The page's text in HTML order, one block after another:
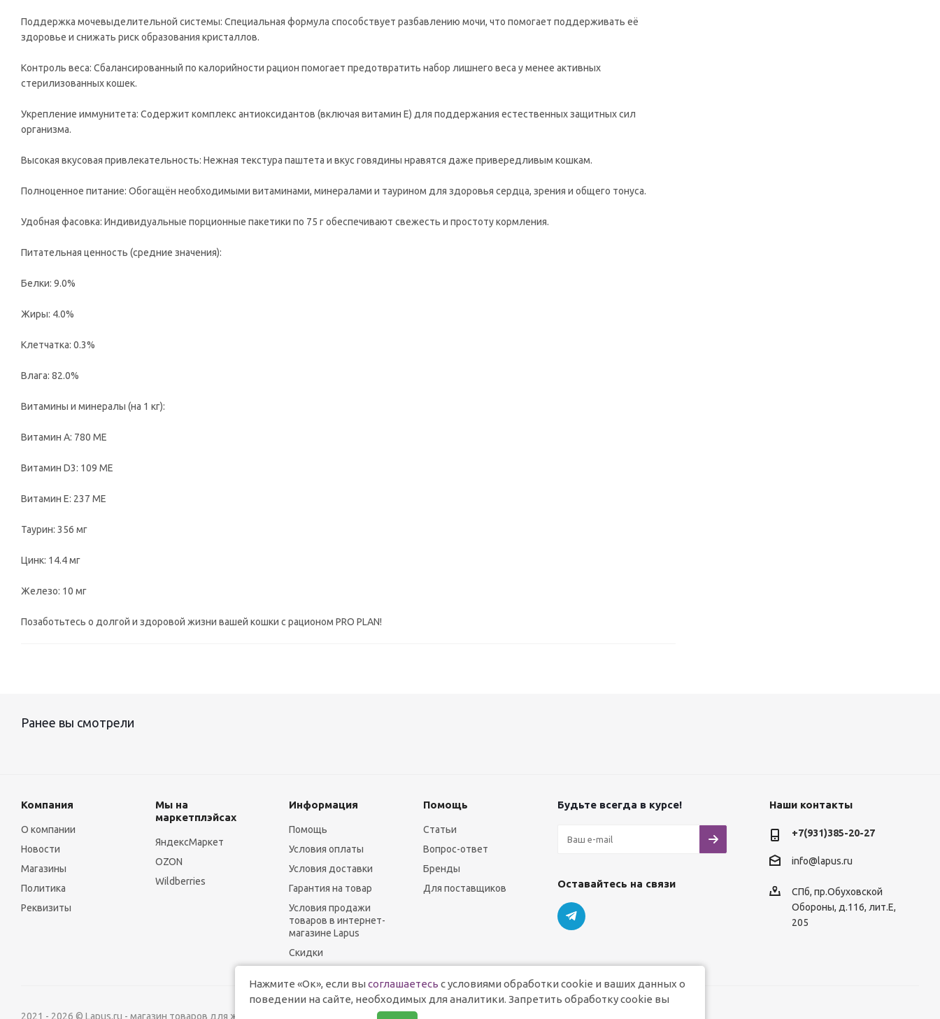
Поддержка мочевыделительной системы: Специальная формула способствует разбавлению мочи, что помогает поддерживать её
здоровье и снижать риск образования кристаллов.
Контроль веса: Сбалансированный по калорийности рацион помогает предотвратить набор лишнего веса у менее активных
стерилизованных кошек.
Укрепление иммунитета: Содержит комплекс антиоксидантов (включая витамин Е) для поддержания естественных защитных сил
организма.
Высокая вкусовая привлекательность: Нежная текстура паштета и вкус говядины нравятся даже привередливым кошкам.
Полноценное питание: Обогащён необходимыми витаминами, минералами и таурином для здоровья сердца, зрения и общего тонуса.
Удобная фасовка: Индивидуальные порционные пакетики по 75 г обеспечивают свежесть и простоту кормления.
Питательная ценность (средние значения):
Белки: 9.0%
Жиры: 4.0%
Клетчатка: 0.3%
Влага: 82.0%
Витамины и минералы (на 1 кг):
Витамин А: 780 МЕ
Витамин D3: 109 МЕ
Витамин Е: 237 МЕ
Таурин: 356 мг
Цинк: 14.4 мг
Железо: 10 мг
Позаботьтесь о долгой и здоровой жизни вашей кошки с рационом PRO PLAN!
Ранее вы смотрели
Компания
О компании
Новости
Магазины
Политика
Реквизиты
Мы на
маркетплэйсах
ЯндексМаркет
OZON
Wildberries
Информация
Помощь
Условия оплаты
Условия доставки
Гарантия на товар
Условия продажи
товаров в интернет-
магазине Lapus
Скидки
Помощь
Статьи
Вопрос-ответ
Бренды
Для поставщиков
Будьте всегда в курсе!
Оставайтесь на связи
Наши контакты
+7(931)385-20-27
info@lapus.ru
СПб, пр.Обуховской
Обороны, д.116, лит.Е,
205
2021 - 2026 © Lapus.ru - магазин товаров для животных.
Нажмите «Ок», если вы соглашаетесь с условиями обработки cookie и ваших данных о
поведении на сайте, необходимых для аналитики. Запретить обработку cookie вы